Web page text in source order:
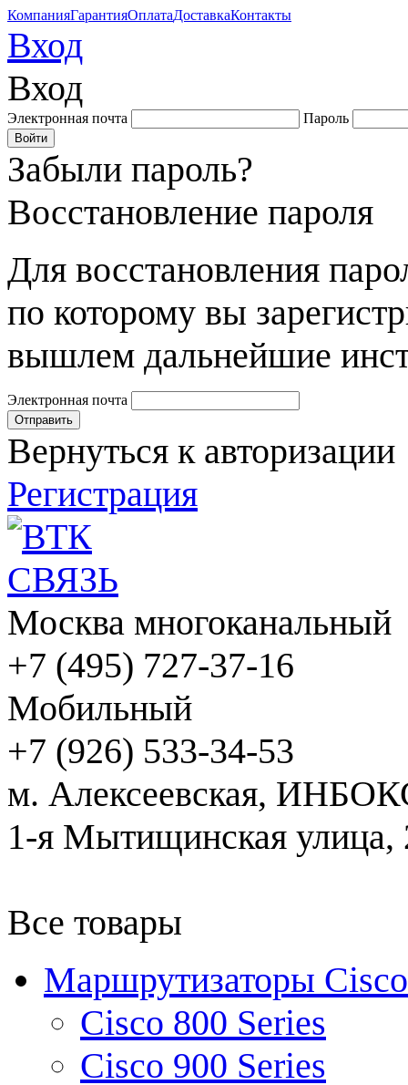
КомпанияГарантияОплатаДоставкаКонтакты
Вход
Вход
Электронная почта Пароль
Забыли пароль?
Восстановление пароля
Для восстановления
по которому вы
вышлем дальнейшие
Электронная почта
Вернуться к авторизации
Регистрация
Москва многоканальный
+7 (495) 727-37-16
Мобильный
+7 (926) 533-34-53
м. Алексеевская,
1-я Мытищинская улица,
Все товары
Маршрутизаторы Cisco
Cisco 800 Series
Cisco 900 Series